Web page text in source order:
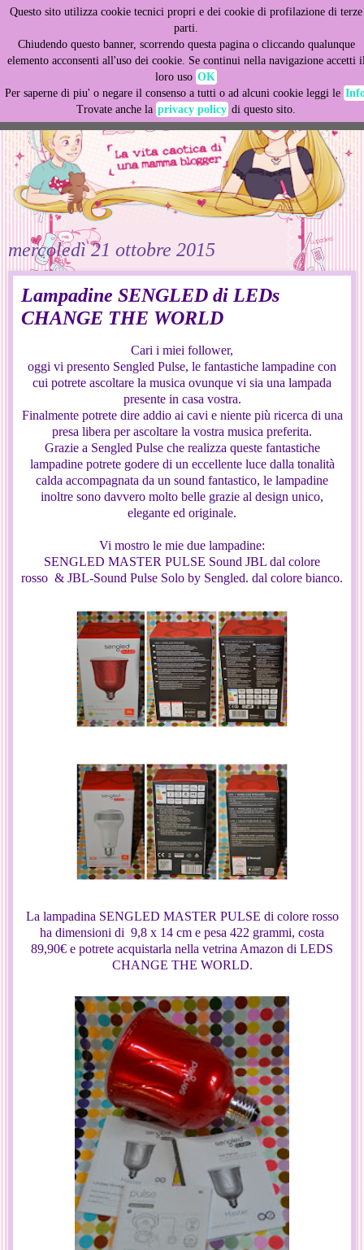
Questo sito utilizza cookie tecnici propri e dei cookie di profilazione di terze
parti.
Chiudendo questo banner, scorrendo questa pagina o cliccando qualunque
elemento acconsenti all'uso dei cookie. Se continui nella navigazione accetti
loro uso OK
Per saperne di piu' o negare il consenso a tutti o ad alcuni cookie leggi le
Trovate anche la privacy policy di questo sito.
mercoledì 21 ottobre 2015
Lampadine SENGLED di LEDs
CHANGE THE WORLD
Cari i miei follower,
oggi vi presento Sengled Pulse, le fantastiche lampadine con
cui potrete ascoltare la musica ovunque vi sia una lampada
presente in casa vostra.
Finalmente potrete dire addio ai cavi e niente più ricerca di una
presa libera per ascoltare la vostra musica preferita.
Grazie a Sengled Pulse che realizza queste fantastiche
lampadine potrete godere di un eccellente luce dalla tonalità
calda accompagnata da un sound fantastico, le lampadine
inoltre sono davvero molto belle grazie al design unico,
elegante ed originale.
Vi mostro le mie due lampadine:
SENGLED MASTER PULSE Sound JBL dal colore
rosso & JBL-Sound Pulse Solo by Sengled. dal colore bianco.
La lampadina SENGLED MASTER PULSE di colore rosso
ha dimensioni di 9,8 x 14 cm e pesa 422 grammi, costa
89,90€ e potrete acquistarla nella vetrina Amazon di LEDS
CHANGE THE WORLD.
This site uses cookies from Google to deliver its services
and to analyze traffic. Your IP address and user-agent are
shared with Google along with performance and security
metrics to ensure quality of service, generate usage
statistics, and to detect and address abuse.
LEARN MORE GOT IT